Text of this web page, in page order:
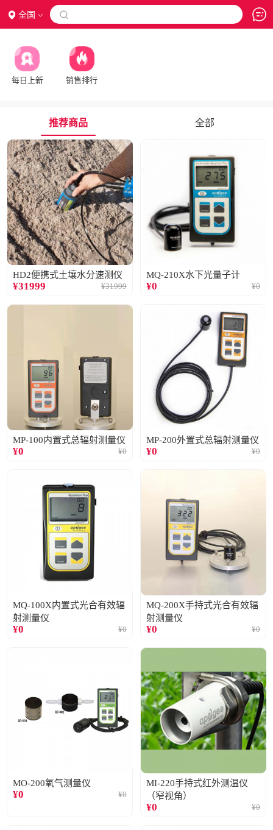
全国 
每日上新 销售排行
推荐商品 全部
HD2便携式土壤水分速测仪
¥31999 ¥31999
MQ-210X水下光量子计
¥0 ¥0
MP-100内置式总辐射测量仪
¥0 ¥0
MP-200外置式总辐射测量仪
¥0 ¥0
MQ-100X内置式光合有效辐
射测量仪
¥0 ¥0
MQ-200X手持式光合有效辐
射测量仪
¥0 ¥0
MO-200氧气测量仪
¥0 ¥0
MI-220手持式红外测温仪
（窄视角）
¥0 ¥0